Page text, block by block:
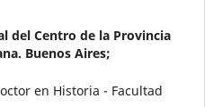
del Centro de la Provincia
Buenos Aires;
en Historia - Facultad